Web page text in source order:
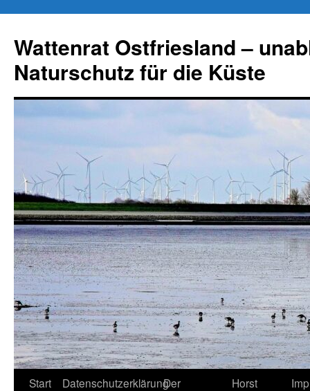
springen
Wattenrat Ostfriesland –
Naturschutz für die Küste
Start DatenschutzerklärungDer
Horst